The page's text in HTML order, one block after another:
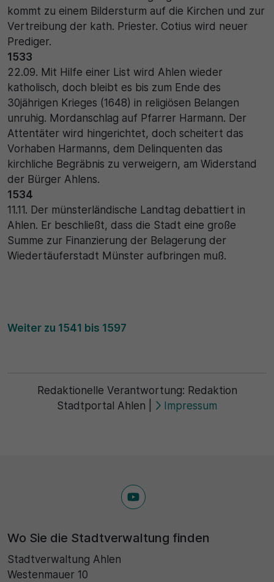
kommt zu einem Bildersturm auf die Kirchen und zur
Vertreibung der kath. Priester. Cotius wird neuer
Prediger.
1533
22.09. Mit Hilfe einer List wird Ahlen wieder
katholisch, doch bleibt es bis zum Ende des
30jährigen Krieges (1648) in religiösen Belangen
unruhig. Mordanschlag auf Pfarrer Harmann. Der
Attentäter wird hingerichtet, doch scheitert das
Vorhaben Harmanns, dem Delinquenten das
kirchliche Begräbnis zu verweigern, am Widerstand
der Bürger Ahlens.
1534
11.11. Der münsterländische Landtag debattiert in
Ahlen. Er beschließt, dass die Stadt eine große
Summe zur Finanzierung der Belagerung der
Wiedertäuferstadt Münster aufbringen muß.
Weiter zu 1541 bis 1597
Redaktionelle Verantwortung: Redaktion
Stadtportal Ahlen
Impressum
Wo Sie die Stadtverwaltung finden
Stadtverwaltung Ahlen
Westenmauer 10